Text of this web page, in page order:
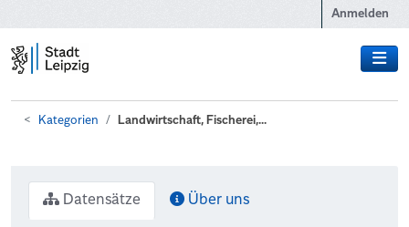
Anmelden
Kategorien Landwirtschaft, Fischerei,...
Datensätze Über uns